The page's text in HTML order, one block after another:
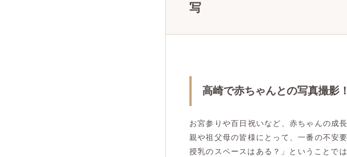
写
高崎で赤ちゃんとの写真撮影
お宮参りや百日祝いなど、赤ちゃんの成
親や祖父母の皆様にとって、一番の不安
授乳のスペースはある？」ということで